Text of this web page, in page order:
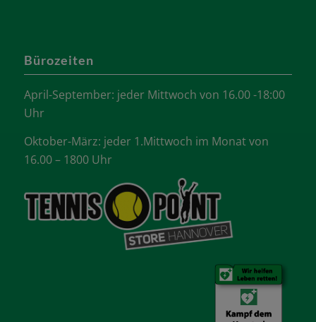
Bürozeiten
April-September: jeder Mittwoch von 16.00 -18:00
Uhr
Oktober-März: jeder 1.Mittwoch im Monat von
16.00 – 1800 Uhr